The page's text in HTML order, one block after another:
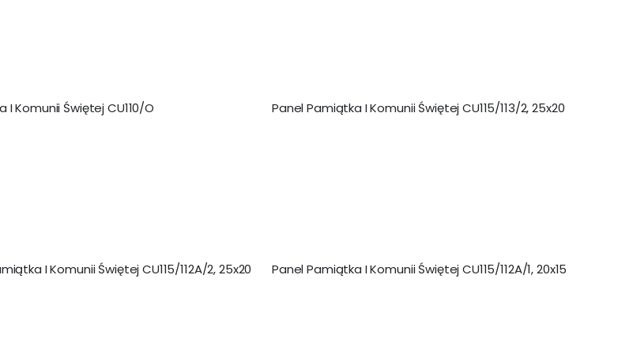
I Komunii Świętej CU110/O Panel Pamiątka I Komunii Świętej CU115/113/2, 25x20
I Komunii Świętej CU115/112A/2, 25x20 Panel Pamiątka I Komunii Świętej CU115/112A/1, 20x15